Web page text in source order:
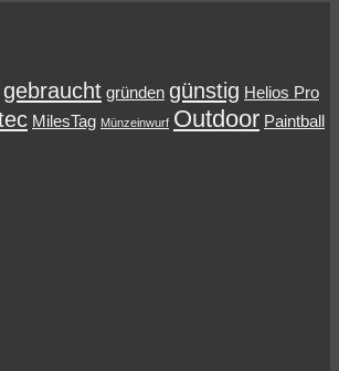
gebraucht gründen günstig Helios Pro
MilesTag Münzeinwurf Outdoor Paintball